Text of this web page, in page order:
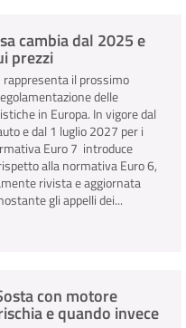
cambia dal 2025 e
prezzi
il prossimo
delle
in Europa. In vigore dal
e dal 1 luglio 2027 per i
Euro 7 introduce
alla normativa Euro 6,
rivista e aggiornata
gli appelli dei...
con motore
e quando invece